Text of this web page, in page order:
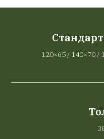
120×65 / 140×70 /